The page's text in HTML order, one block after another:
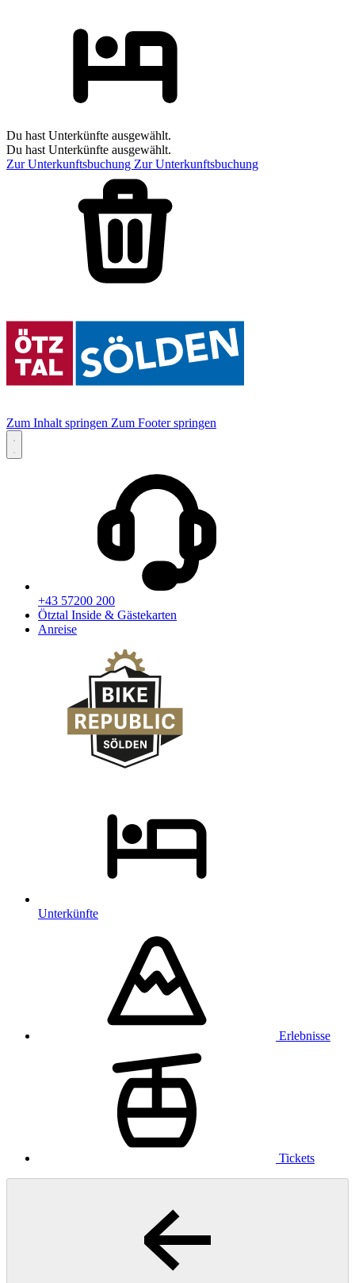
Du hast Unterkünfte ausgewählt.
Du hast Unterkünfte ausgewählt.
Zur Unterkunftsbuchung Zur Unterkunftsbuchung
Zum Inhalt springen Zum Footer springen
+43 57200 200
Ötztal Inside & Gästekarten
Anreise
Unterkünfte
Erlebnisse
Tickets